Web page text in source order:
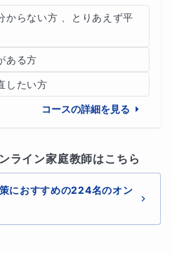
からない方 、とりあえず平
ある方
したい方
コースの詳細を見る
ライン家庭教師はこちら
におすすめの224名のオン